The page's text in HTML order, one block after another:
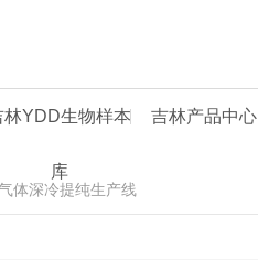
林YDD生物样本
库
吉林产品中心
体深冷提纯生产线